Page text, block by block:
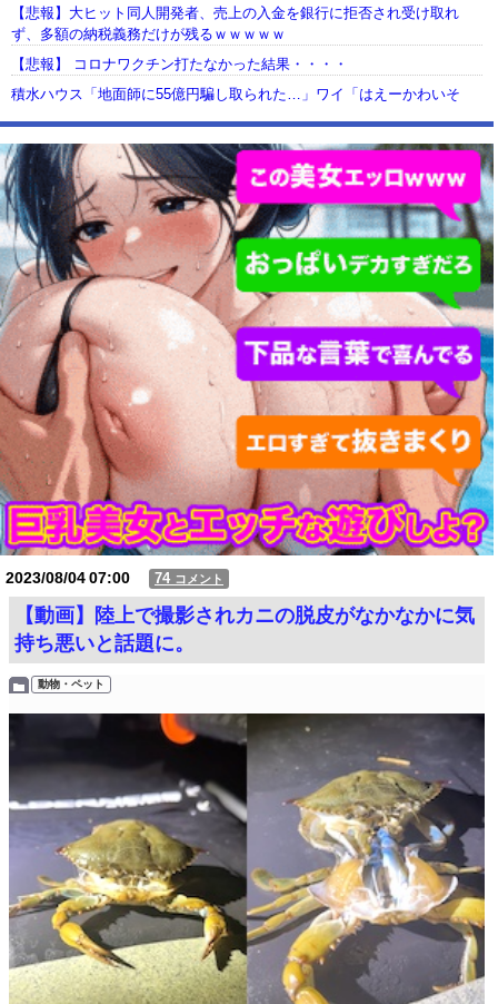
【悲報】大ヒット同人開発者、売上の入金を銀行に拒否され受け取れ
ず、多額の納税義務だけが残るｗｗｗｗｗ
【悲報】 コロナワクチン打たなかった結果・・・・
積水ハウス「地面師に55億円騙し取られた…」ワイ「はえーかわいそ
【動画】USJの禁止エリアに子どもたちが続々乱入 → スタッフが注意し
ても止まらない事態に
Powered by livedoor 相互RSS
2023/08/0407:00 74 コメント
【動画】陸上で撮影されカニの脱皮がなかなかに気
持ち悪いと話題に。
動物・ペット